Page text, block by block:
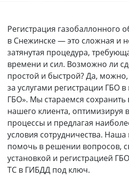
Регистрация газобаллонного
в Снежинске— это сложная и
затянутая процедура,
времени и сил. Возможно ли
простой и быстрой? Да,
за услугами регистрации ГБО
ГБО». Мы стараемся сохранить
нашего клиента, оптимизируя
процессы и предлагая
условия сотрудничества.
помочь в решении вопросов,
установкой и регистрацией
ТС в ГИБДД под ключ.